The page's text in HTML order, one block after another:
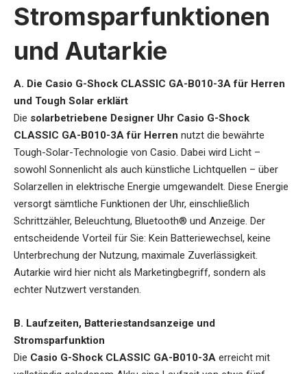
Stromsparfunktionen
und Autarkie
A. Die Casio G-Shock CLASSIC GA-B010-3A für Herren
und Tough Solar erklärt
Die solarbetriebene Designer Uhr Casio G-Shock
CLASSIC GA-B010-3A für Herren nutzt die bewährte
Tough-Solar-Technologie von Casio. Dabei wird Licht –
sowohl Sonnenlicht als auch künstliche Lichtquellen – über
Solarzellen in elektrische Energie umgewandelt. Diese Energie
versorgt sämtliche Funktionen der Uhr, einschließlich
Schrittzähler, Beleuchtung, Bluetooth® und Anzeige. Der
entscheidende Vorteil für Sie: Kein Batteriewechsel, keine
Unterbrechung der Nutzung, maximale Zuverlässigkeit.
Autarkie wird hier nicht als Marketingbegriff, sondern als
echter Nutzwert verstanden.
B. Laufzeiten, Batteriestandsanzeige und
Stromsparfunktion
Die Casio G-Shock CLASSIC GA-B010-3A erreicht mit